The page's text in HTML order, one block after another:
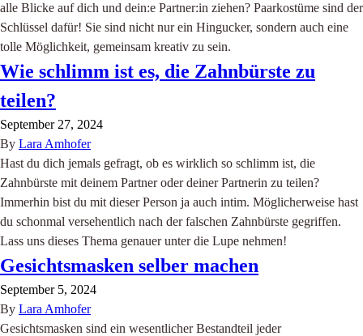
alle Blicke auf dich und dein:e Partner:in ziehen? Paarkostüme sind der
Schlüssel dafür! Sie sind nicht nur ein Hingucker, sondern auch eine
tolle Möglichkeit, gemeinsam kreativ zu sein.
Wie schlimm ist es, die Zahnbürste zu
teilen?
September 27, 2024
By Lara Amhofer
Hast du dich jemals gefragt, ob es wirklich so schlimm ist, die
Zahnbürste mit deinem Partner oder deiner Partnerin zu teilen?
Immerhin bist du mit dieser Person ja auch intim. Möglicherweise hast
du schonmal versehentlich nach der falschen Zahnbürste gegriffen.
Lass uns dieses Thema genauer unter die Lupe nehmen!
Gesichtsmasken selber machen
September 5, 2024
By Lara Amhofer
Gesichtsmasken sind ein wesentlicher Bestandteil jeder